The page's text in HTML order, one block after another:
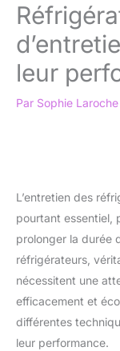
leur
Par Sophie Laroche
L’entretien des
pourtant essentiel,
prolonger la durée
réfrigérateurs,
nécessitent une
efficacement et
différentes
leur performance.